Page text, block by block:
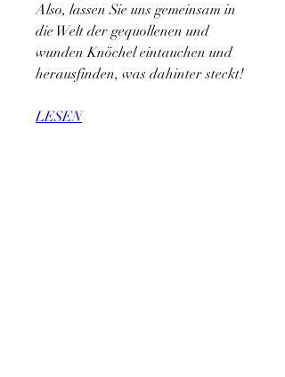
Also, lassen Sie uns gemeinsam in
die Welt der gequollenen und
wunden Knöchel eintauchen und
herausfinden, was dahinter steckt!
LESEN